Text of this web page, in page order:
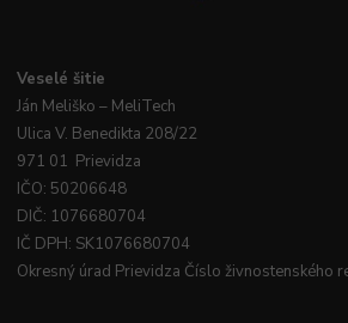
Veselé šitie
Ján Meliško – MeliTech
Ulica V. Benedikta 208/22
971 01 Prievidza
IČO: 50206648
DIČ: 1076680704
IČ DPH: SK1076680704
Okresný úrad Prievidza Číslo živnostenského